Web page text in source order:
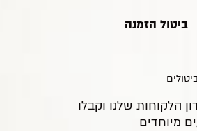
ביטול הזמנה
הלקוחות שלנו וקבלו
מיוחדים